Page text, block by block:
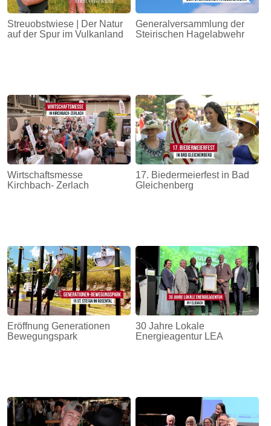
Streuobstwiese | Der Natur
auf der Spur im Vulkanland
Generalversammlung der
Steirischen Hagelabwehr
Wirtschaftsmesse
Kirchbach- Zerlach
17. Biedermeierfest in Bad
Gleichenberg
Eröffnung Generationen
Bewegungspark
30 Jahre Lokale
Energieagentur LEA